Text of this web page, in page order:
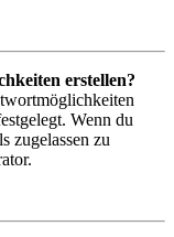
erstellen?
Wenn du
zugelassen zu